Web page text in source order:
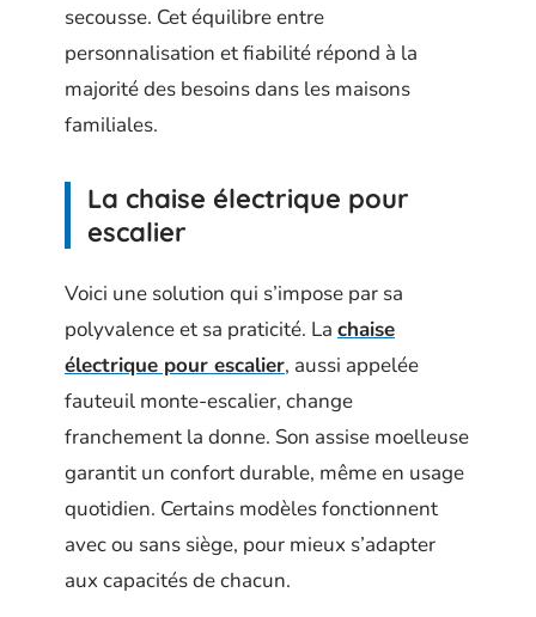
secousse. Cet équilibre entre
personnalisation et fiabilité répond à la
majorité des besoins dans les maisons
familiales.
La chaise électrique pour
escalier
Voici une solution qui s’impose par sa
polyvalence et sa praticité. La chaise
électrique pour escalier, aussi appelée
fauteuil monte-escalier, change
franchement la donne. Son assise moelleuse
garantit un confort durable, même en usage
quotidien. Certains modèles fonctionnent
avec ou sans siège, pour mieux s’adapter
aux capacités de chacun.